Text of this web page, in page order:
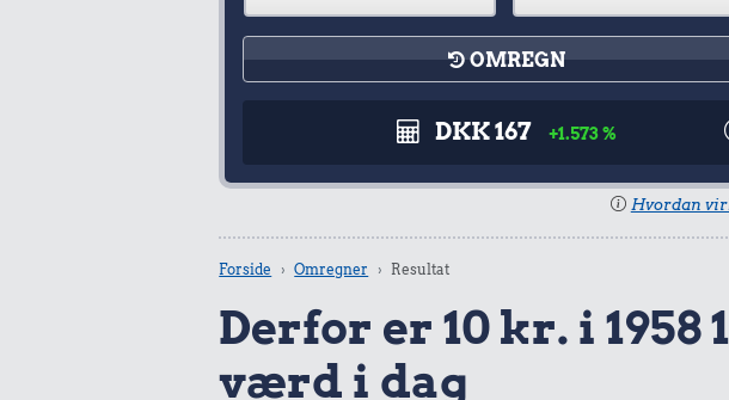
OMREGN
DKK 167 +1.573 %
Hvordan
Forside Omregner Resultat
Derfor er 10 kr. i 1958
værd i dag